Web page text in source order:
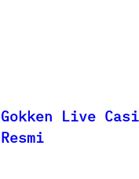
Gokken Live
Resmi